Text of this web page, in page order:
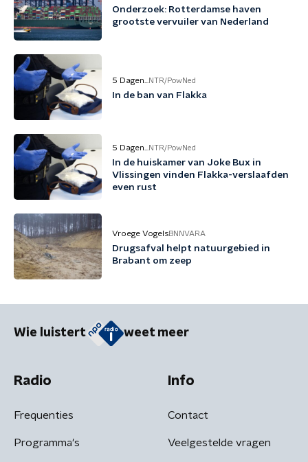
Onderzoek: Rotterdamse haven
grootste vervuiler van Nederland
5 Dagen... NTR/PowNed
In de ban van Flakka
5 Dagen... NTR/PowNed
In de huiskamer van Joke Bux in
Vlissingen vinden Flakka-verslaafden
even rust
Vroege VogelsBNNVARA
Drugsafval helpt natuurgebied in
Brabant om zeep
Wie luistert weet meer
Radio
Frequenties
Programma's
Info
Contact
Veelgestelde vragen